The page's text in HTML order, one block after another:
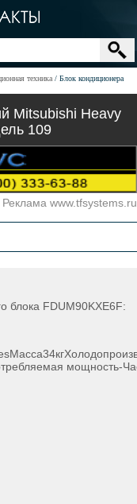
техника
Блок кондиционера
Mitsubishi Heavy
109
Реклама www.tfsystems.ru
блока FDUM90KXE6F:
мощность-